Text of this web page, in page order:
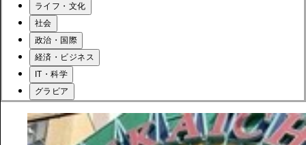
ライフ・文化
社会
政治・国際
経済・ビジネス
IT・科学
グラビア